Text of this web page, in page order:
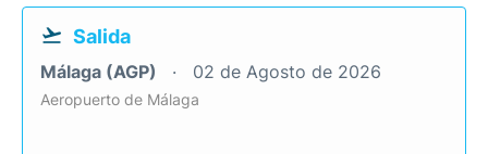
Salida
Málaga (AGP) 02 de Agosto de 2026
Aeropuerto de Málaga